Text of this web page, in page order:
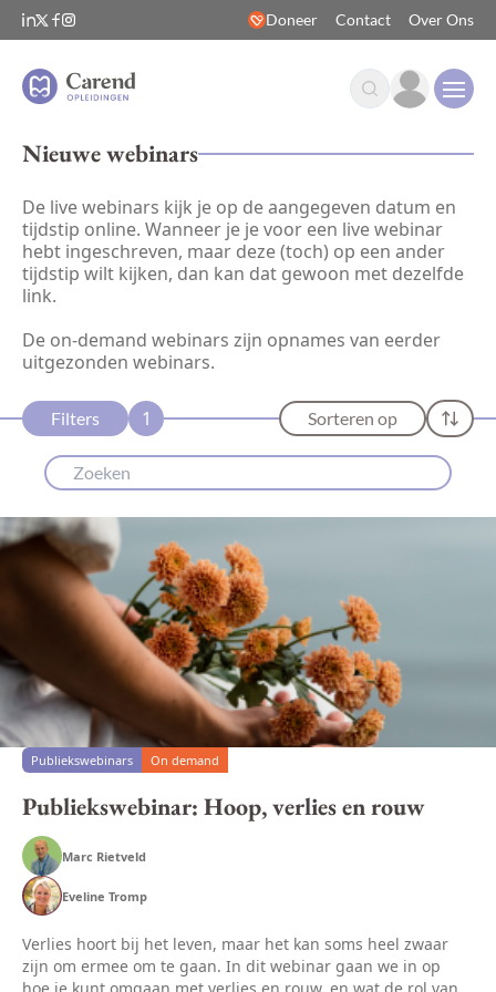
Doneer Contact Over Ons
Nieuwe webinars
De live webinars kijk je op de aangegeven datum en
tijdstip online. Wanneer je je voor een live webinar
hebt ingeschreven, maar deze (toch) op een ander
tijdstip wilt kijken, dan kan dat gewoon met dezelfde
link.
De on-demand webinars zijn opnames van eerder
uitgezonden webinars.
Filters 1 Sorteren op
Publiekswebinars On demand
Publiekswebinar: Hoop, verlies en rouw
Marc Rietveld
Eveline Tromp
Verlies hoort bij het leven, maar het kan soms heel zwaar
zijn om ermee om te gaan. In dit webinar gaan we in op